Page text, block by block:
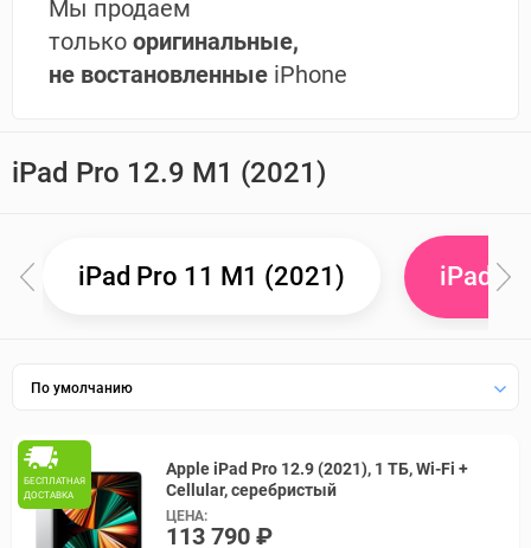
Мы продаем
только оригинальные,
не востановленные iPhone
iPad Pro 12.9 M1 (2021)
iPad Pro 11 M1 (2021) iPad
По умолчанию
БЕСПЛАТНАЯ
ДОСТАВКА
Apple iPad Pro 12.9 (2021), 1 ТБ, Wi-Fi +
Cellular, серебристый
ЦЕНА:
113 790 ₽